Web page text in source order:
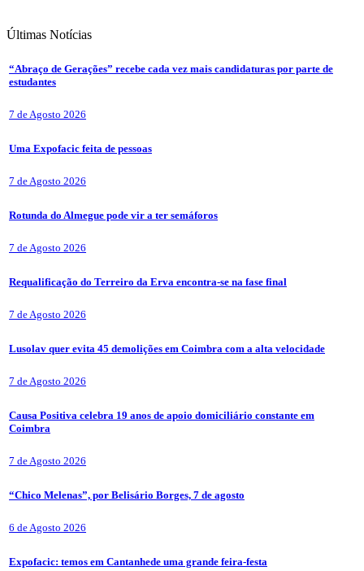
Últimas Notícias
“Abraço de Gerações” recebe cada vez mais candidaturas por parte de
estudantes
7 de Agosto 2026
Uma Expofacic feita de pessoas
7 de Agosto 2026
Rotunda do Almegue pode vir a ter semáforos
7 de Agosto 2026
Requalificação do Terreiro da Erva encontra-se na fase final
7 de Agosto 2026
Lusolav quer evita 45 demolições em Coimbra com a alta velocidade
7 de Agosto 2026
Causa Positiva celebra 19 anos de apoio domiciliário constante em
Coimbra
7 de Agosto 2026
“Chico Melenas”, por Belisário Borges, 7 de agosto
6 de Agosto 2026
Expofacic: temos em Cantanhede uma grande feira-festa